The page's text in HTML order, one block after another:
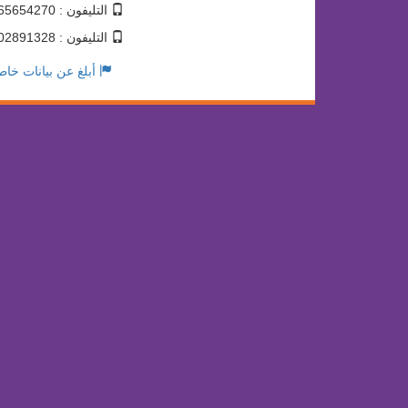
التليفون : 01065654270
التليفون : 01202891328
أبلغ عن بيانات